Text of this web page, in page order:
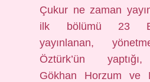
Çukur ne zaman
ilk bölümü 23
yayınlanan,
Öztürk’ün
Gökhan Horzum ve